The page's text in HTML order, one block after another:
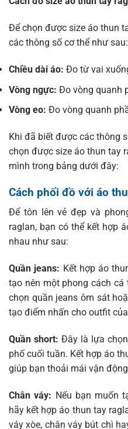
Để chọn được size áo thun
các thông số cơ thể như sau:
Chiều dài áo: Đo từ vai
Vòng ngực: Đo vòng quanh
Vòng eo: Đo vòng quanh
Khi đã biết được các thông
chọn được size áo thun tay
mình trong bảng dưới đây:
Cách phối đồ với áo
Để tôn lên vẻ đẹp và
raglan, bạn có thể kết hợp
nhau như sau:
Quần jeans: Kết hợp áo
tạo nên một phong cách
chọn quần jeans ôm sát
tạo điểm nhấn cho outfit
Quần short: Đây là lựa
phố cuối tuần. Kết hợp áo
giúp bạn thoải mái vận
Chân váy: Nếu bạn muốn
hãy kết hợp áo thun tay
váy xòe, chân váy bút chì